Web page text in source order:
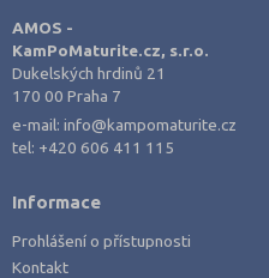
AMOS -
KamPoMaturite.cz, s.r.o.
Dukelských hrdinů 21
170 00 Praha 7
e-mail:info@kampomaturite.cz
tel: +420 606 411 115
Informace
Prohlášení o přístupnosti
Kontakt